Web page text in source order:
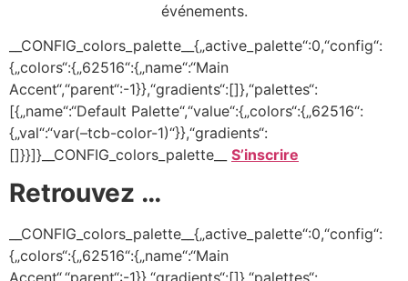
événements.
__CONFIG_colors_palette__{„active_palette“:0,“config“:
{„colors“:{„62516“:{„name“:“Main
Accent“,“parent“:-1}},“gradients“:[]},“palettes“:
[{„name“:“Default Palette“,“value“:{„colors“:{„62516“:
{„val“:“var(–tcb-color-1)“}},“gradients“:
[]}}]}__CONFIG_colors_palette__ S’inscrire
Retrouvez …
__CONFIG_colors_palette__{„active_palette“:0,“config“:
{„colors“:{„62516“:{„name“:“Main